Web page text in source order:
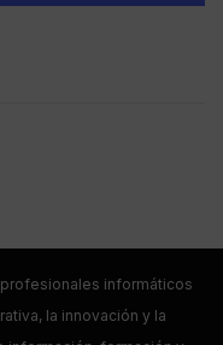
informáticos
la innovación y la